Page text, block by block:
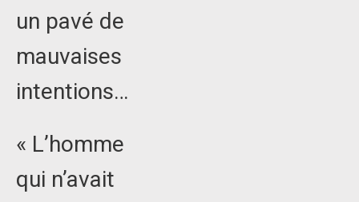
un pavé de
mauvaises
intentions…
« L’homme
qui n’avait